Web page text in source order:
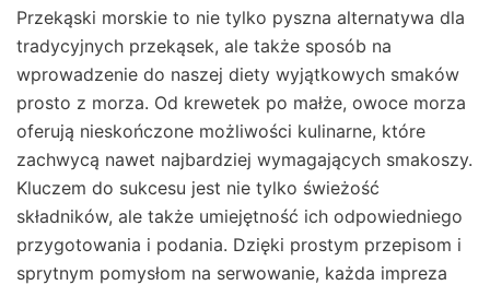
Przekąski morskie to nie tylko pyszna alternatywa dla
tradycyjnych przekąsek, ale także sposób na
wprowadzenie do naszej diety wyjątkowych smaków
prosto z morza. Od krewetek po małże, owoce morza
oferują nieskończone możliwości kulinarne, które
zachwycą nawet najbardziej wymagających smakoszy.
Kluczem do sukcesu jest nie tylko świeżość
składników, ale także umiejętność ich odpowiedniego
przygotowania i podania. Dzięki prostym przepisom i
sprytnym pomysłom na serwowanie, każda impreza